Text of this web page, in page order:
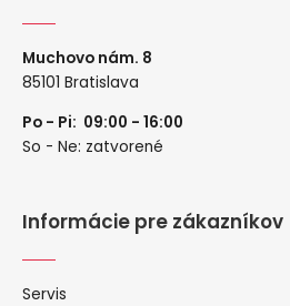
Muchovo nám. 8
85101 Bratislava
Po - Pi: 09:00 - 16:00
So - Ne: zatvorené
Informácie pre zákazníkov
Servis